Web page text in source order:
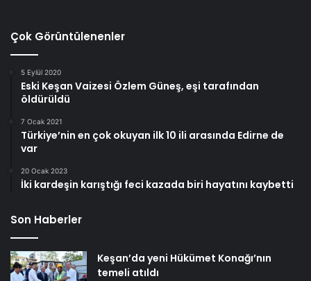
Çok Görüntülenenler
5 Eylül 2020
Eski Keşan Vaizesi Özlem Güneş, eşi tarafından
öldürüldü
7 Ocak 2021
Türkiye’nin en çok okuyan ilk 10 ili arasında Edirne de
var
20 Ocak 2023
İki kardeşin karıştığı feci kazada biri hayatını kaybetti
Son Haberler
Keşan’da yeni Hükümet Konağı’nın
temeli atıldı